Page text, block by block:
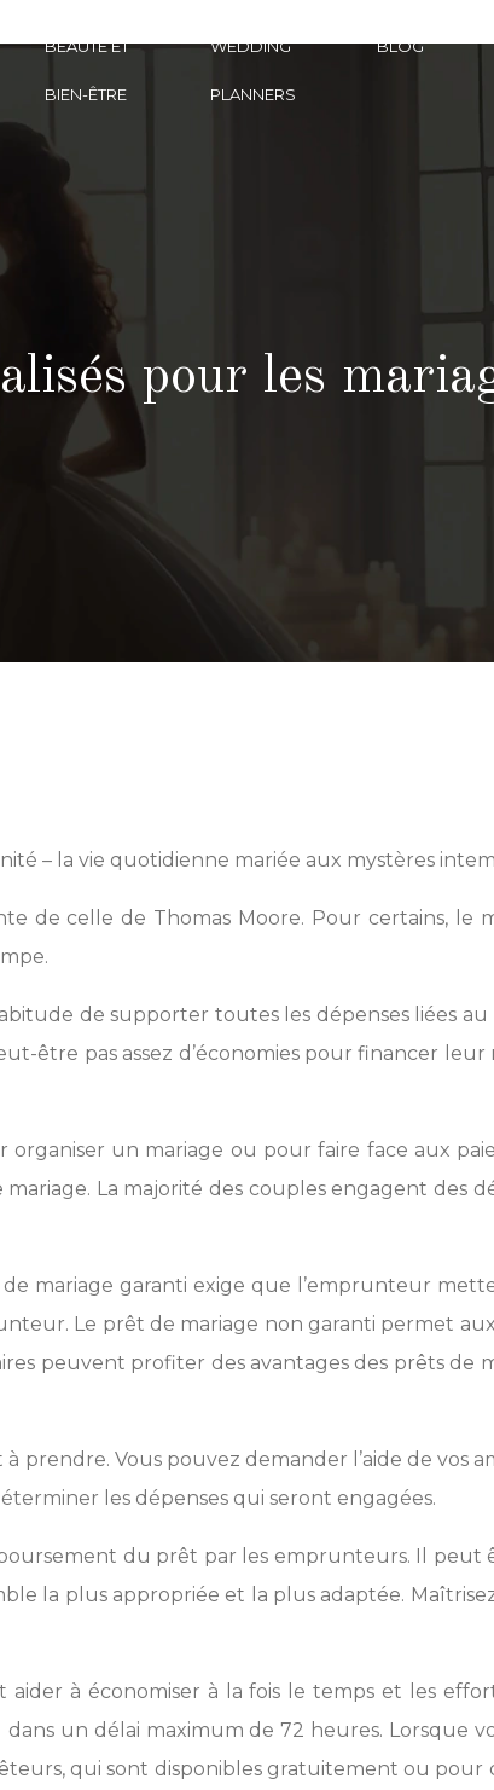
BEAUTÉ ET
BIEN-ÊTRE
WEDDING
PLANNERS
BLOG
pour les
– la vie quotidienne mariée aux mystères
de celle de Thomas Moore. Pour certains,
de supporter toutes les dépenses liées
pas assez d’économies pour financer
un mariage ou pour faire face aux
La majorité des couples engagent des
mariage garanti exige que l’emprunteur
Le prêt de mariage non garanti permet
peuvent profiter des avantages des prêts de
Vous pouvez demander l’aide de vos
les dépenses qui seront engagées.
du prêt par les emprunteurs. Il
la plus appropriée et la plus adaptée.
à économiser à la fois le temps et les
un délai maximum de 72 heures.
qui sont disponibles gratuitement ou pour